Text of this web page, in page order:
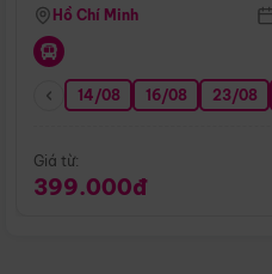
Hồ Chí Minh
14/08 16/08 23/08
Giá từ:
399.000đ